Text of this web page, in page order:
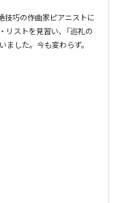
技巧の作曲家ピアニストに
リストを見習い、「巡礼の
ました。今も変わらず。